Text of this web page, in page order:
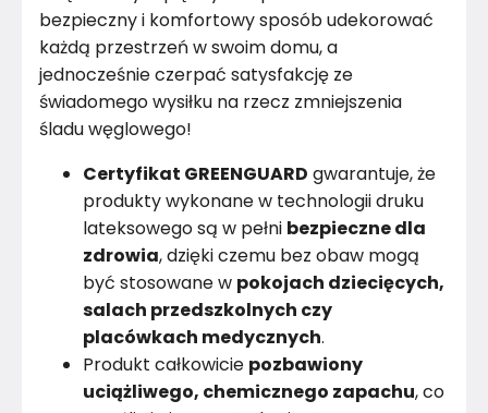
bezpieczny i komfortowy sposób udekorować
każdą przestrzeń w swoim domu, a
jednocześnie czerpać satysfakcję ze
świadomego wysiłku na rzecz zmniejszenia
śladu węglowego!
Certyfikat GREENGUARD gwarantuje, że
produkty wykonane w technologii druku
lateksowego są w pełni bezpieczne dla
zdrowia, dzięki czemu bez obaw mogą
być stosowane w pokojach dziecięcych,
salach przedszkolnych czy
placówkach medycznych.
Produkt całkowicie pozbawiony
uciążliwego, chemicznego zapachu, co